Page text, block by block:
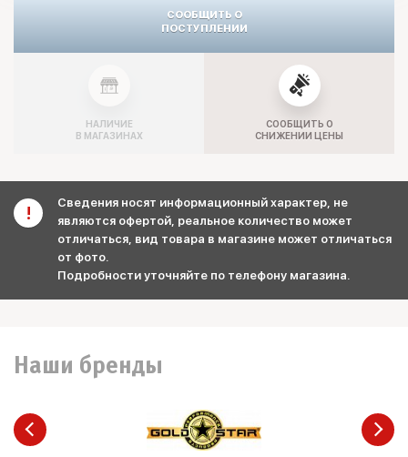
СООБЩИТЬ О
ПОСТУПЛЕНИИ
НАЛИЧИЕ
В МАГАЗИНАХ
СООБЩИТЬ О
СНИЖЕНИИ ЦЕНЫ
Сведения носят информационный характер, не
являются офертой, реальное количество может
отличаться, вид товара в магазине может отличаться
от фото.
Подробности уточняйте по телефону магазина.
Наши бренды